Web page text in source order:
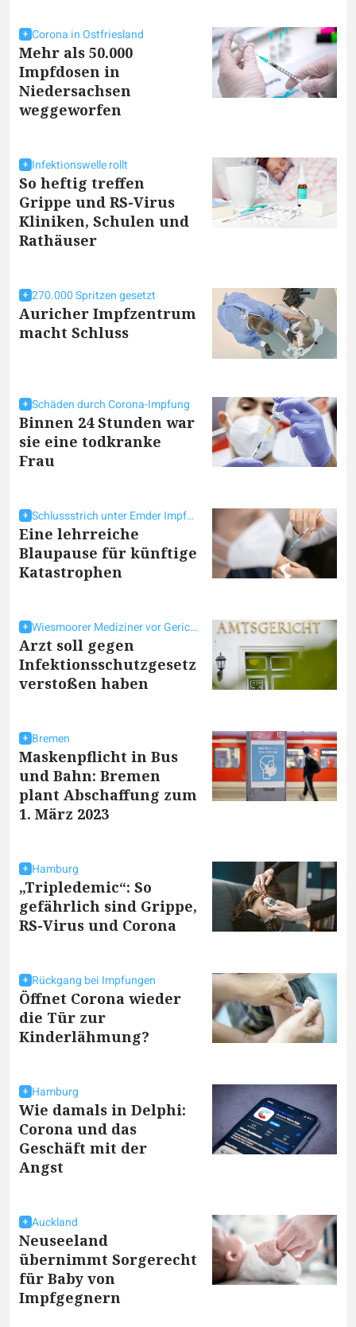
Corona in Ostfriesland
Mehr als 50.000
Impfdosen in
Niedersachsen
weggeworfen
Infektionswelle rollt
So heftig treffen
Grippe und RS-Virus
Kliniken, Schulen und
Rathäuser
270.000 Spritzen gesetzt
Auricher Impfzentrum
macht Schluss
Schäden durch Corona-Impfung
Binnen 24 Stunden war
sie eine todkranke
Frau
Schlussstrich unter Emder Impfkampagne
Eine lehrreiche
Blaupause für künftige
Katastrophen
Wiesmoorer Mediziner vor Gericht
Arzt soll gegen
Infektionsschutzgesetz
verstoßen haben
Bremen
Maskenpflicht in Bus
und Bahn: Bremen
plant Abschaffung zum
1. März 2023
Hamburg
„Tripledemic“: So
gefährlich sind Grippe,
RS-Virus und Corona
Rückgang bei Impfungen
Öffnet Corona wieder
die Tür zur
Kinderlähmung?
Hamburg
Wie damals in Delphi:
Corona und das
Geschäft mit der
Angst
Auckland
Neuseeland
übernimmt Sorgerecht
für Baby von
Impfgegnern